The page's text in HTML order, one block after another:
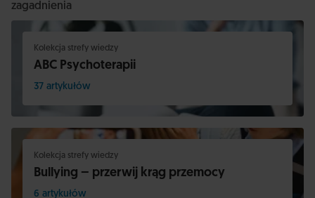
zagadnienia
Kolekcja strefy wiedzy
ABC Psychoterapii
37 artykułów
Kolekcja strefy wiedzy
Bullying – przerwij krąg przemocy
6 artykułów